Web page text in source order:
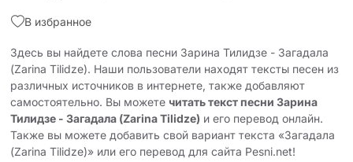
В избранное
Здесь вы найдете слова песни Зарина Тилидзе - Загадала
(Zarina Tilidze). Наши пользователи находят тексты песен из
различных источников в интернете, также добавляют
самостоятельно. Вы можете читать текст песни Зарина
Тилидзе - Загадала (Zarina Tilidze) и его перевод онлайн.
Также вы можете добавить свой вариант текста «Загадала
(Zarina Tilidze)» или его перевод для сайта Pesni.net!